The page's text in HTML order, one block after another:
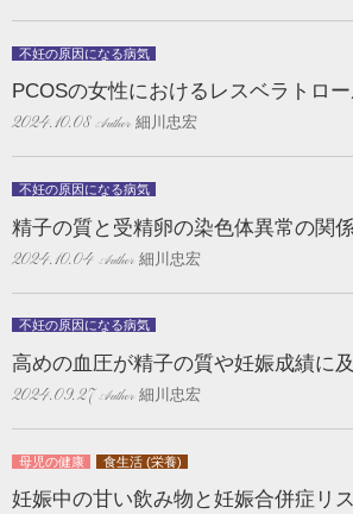
不妊の原因になる病気
PCOSの女性におけるレスベラトロ
2024.10.08 細川忠宏
不妊の原因になる病気
精子の質と受精卵の染色体異常の関
2024.10.04 細川忠宏
不妊の原因になる病気
高めの血圧が精子の質や妊娠成績に
2024.09.27 細川忠宏
母児の健康 食生活 (栄養)
妊娠中の甘い飲み物と妊娠合併症リ